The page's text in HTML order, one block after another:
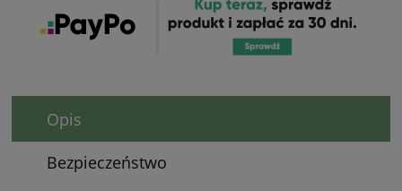
Opis
Bezpieczeństwo